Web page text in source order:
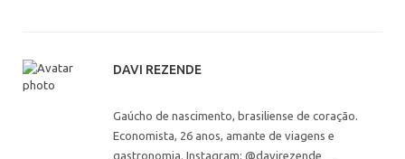
DAVI REZENDE
Gaúcho de nascimento, brasiliense de coração.
Economista, 26 anos, amante de viagens e
gastronomia. Instagram: @davirezende__